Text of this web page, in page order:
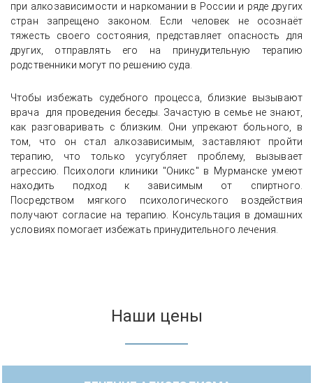
при алкозависимости и наркомании в России и ряде других
стран запрещено законом. Если человек не осознаёт
тяжесть своего состояния, представляет опасность для
других, отправлять его на принудительную терапию
родственники могут по решению суда.
Чтобы избежать судебного процесса, близкие вызывают
врача для проведения беседы. Зачастую в семье не знают,
как разговаривать с близким. Они упрекают больного, в
том, что он стал алкозависимым, заставляют пройти
терапию, что только усугубляет проблему, вызывает
агрессию. Психологи клиники "Оникс" в Мурманске умеют
находить подход к зависимым от спиртного.
Посредством мягкого психологического воздействия
получают согласие на терапию. Консультация в домашних
условиях помогает избежать принудительного лечения.
Наши цены